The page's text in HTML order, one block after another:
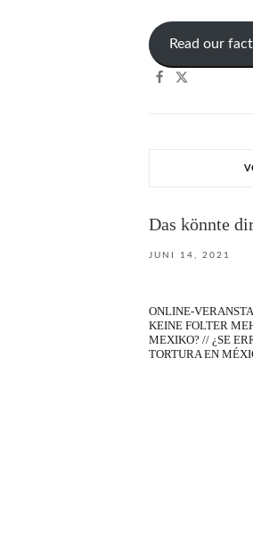
Read our
Das könnte
JUNI 14, 2021
ONLINE-
KEINE FOLTER
MEXIKO? // ¿SE
TORTURA EN